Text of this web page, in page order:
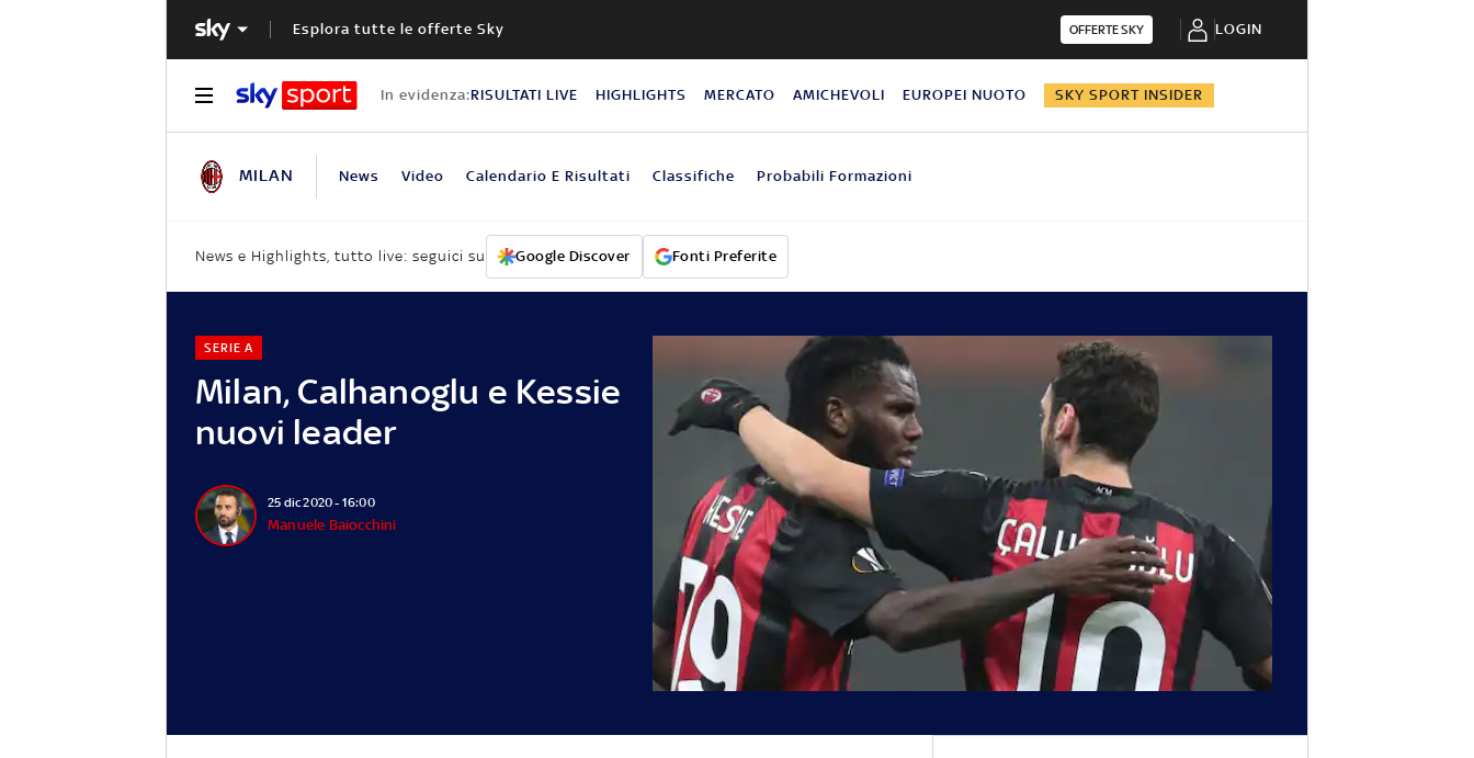
Esplora tutte le offerte Sky OFFERTE SKY LOGIN
In evidenza:RISULTATI LIVE HIGHLIGHTS MERCATO AMICHEVOLI EUROPEI NUOTO SKY SPORT INSIDER
MILAN News Video Calendario E Risultati Classifiche Probabili Formazioni
News e Highlights, tutto live: seguici su Google Discover Fonti Preferite
Milan, Calhanoglu e Kessie
nuovi leader
SERIE A
25 dic 2020 - 16:00
Manuele Baiocchini